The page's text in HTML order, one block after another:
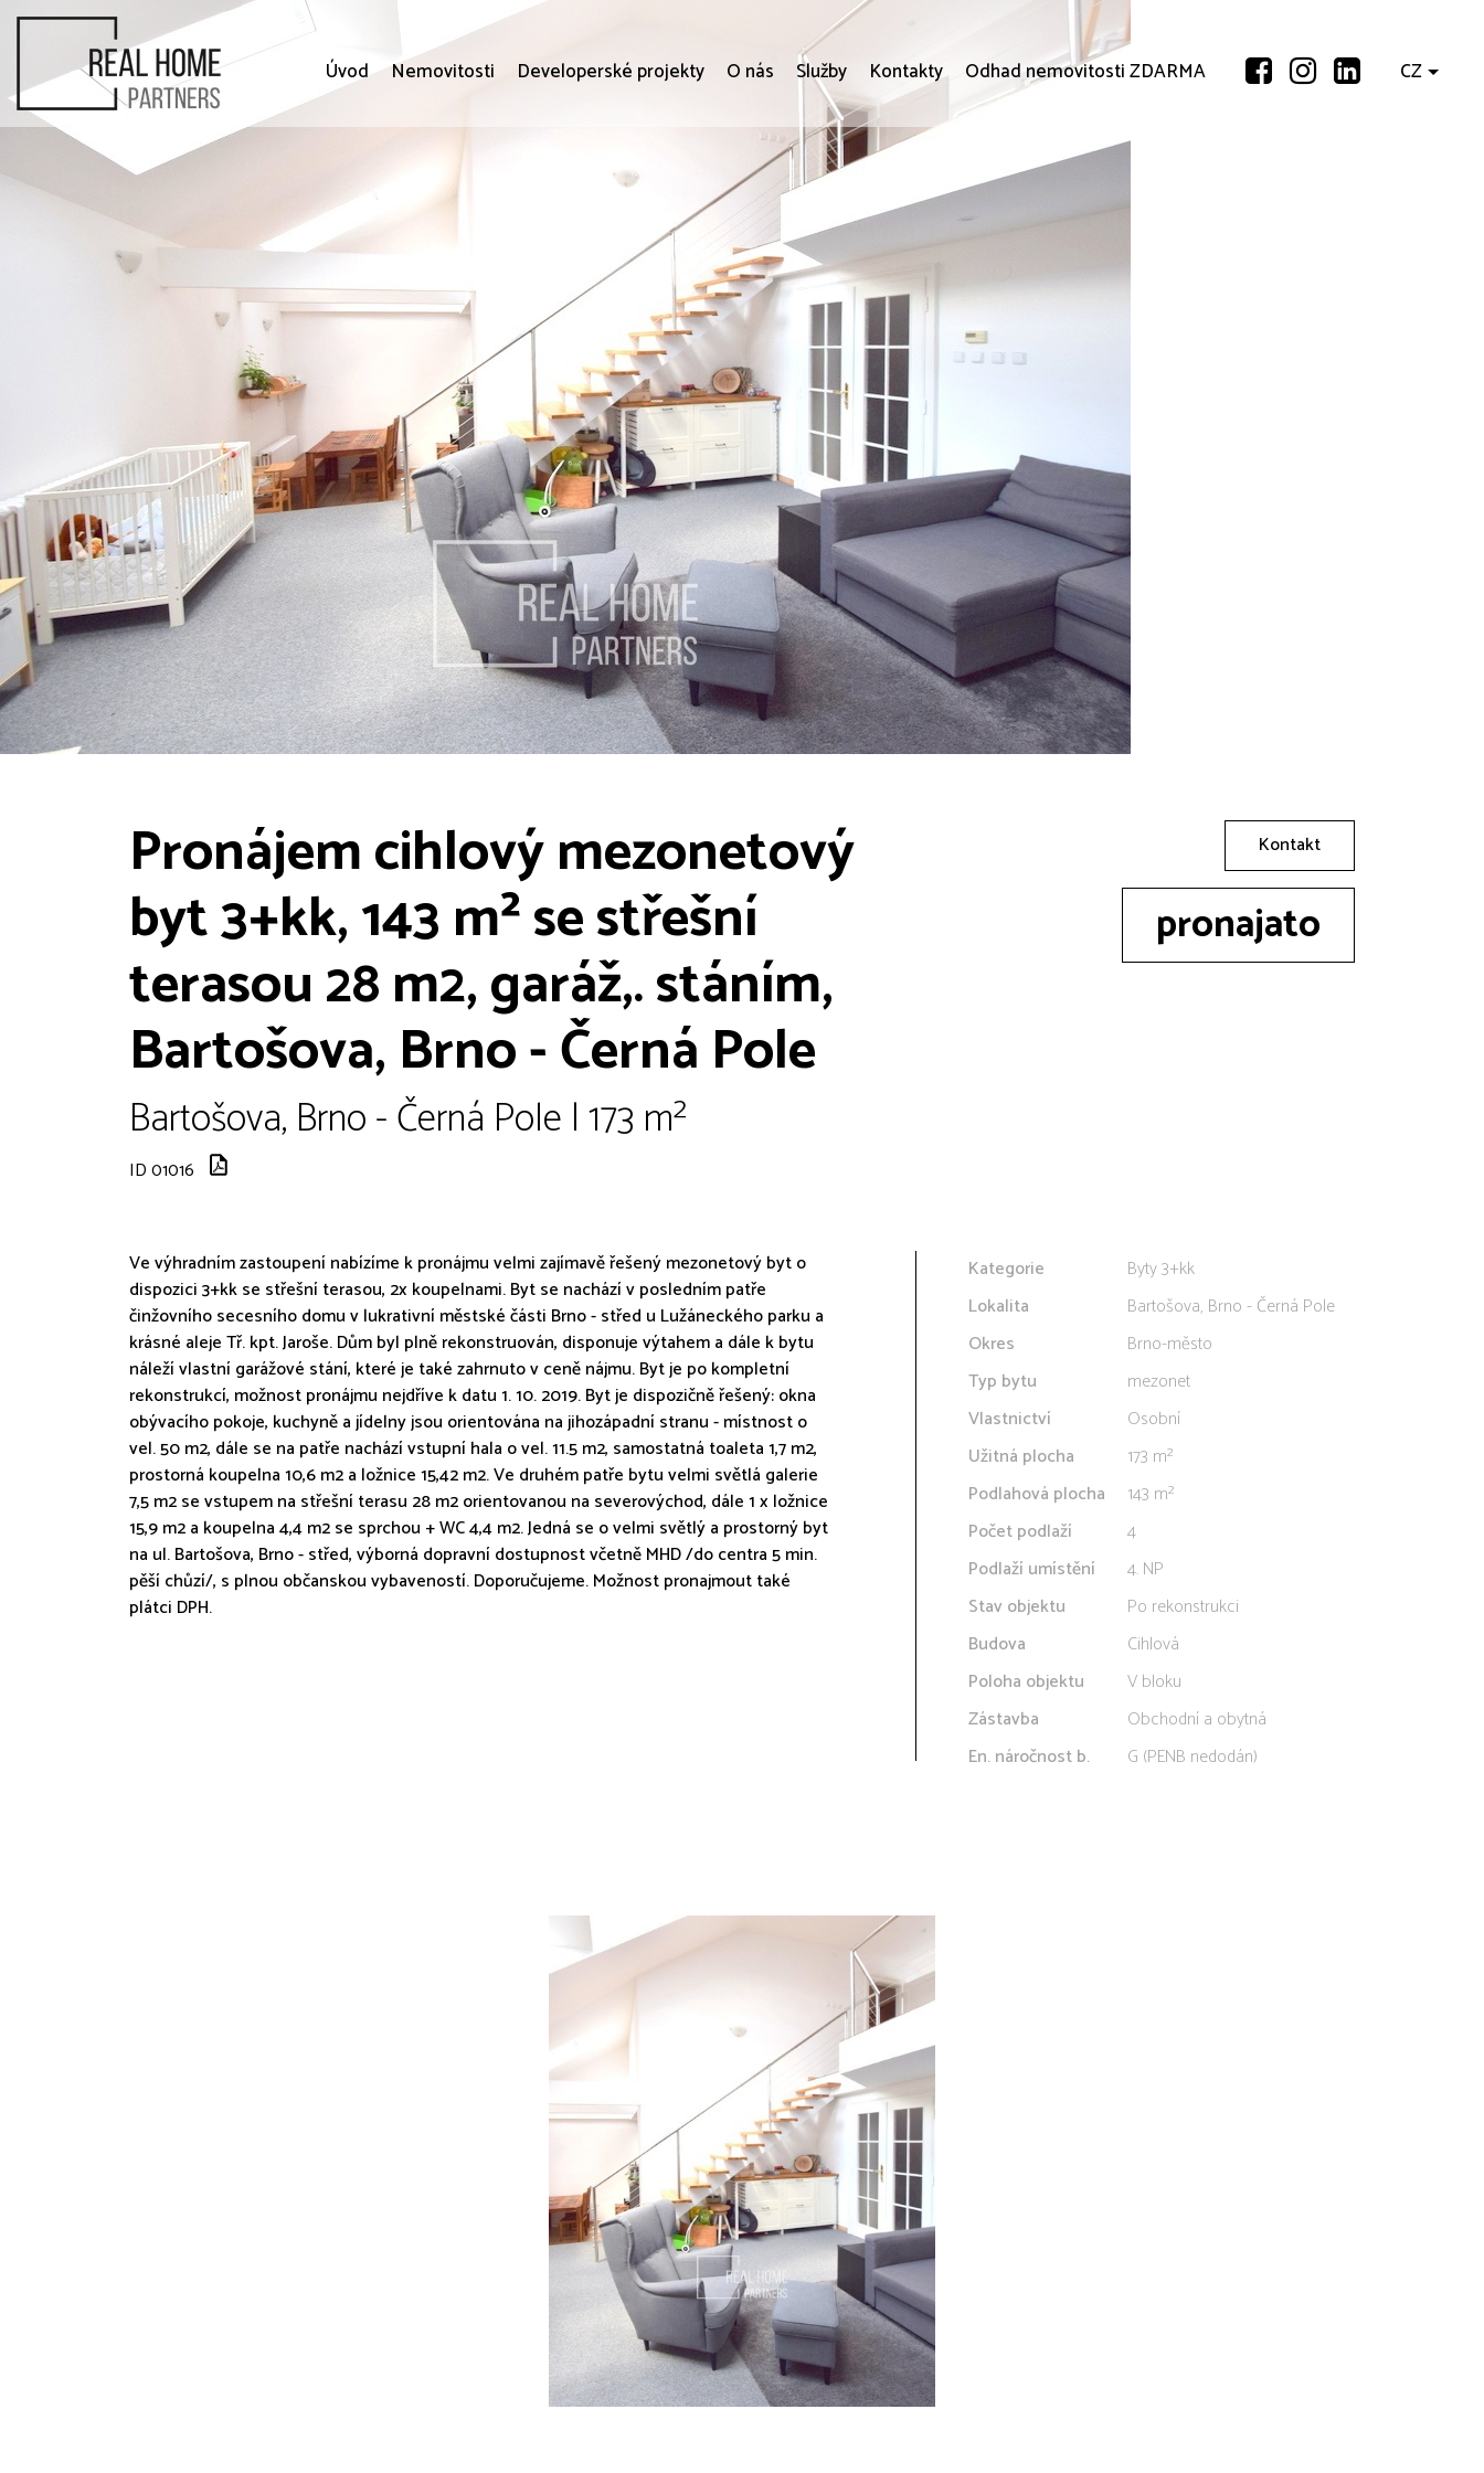
Úvod Nemovitosti Developerské projekty O nás Služby Kontakty Odhad nemovitosti ZDARMA CZ
Pronájem cihlový mezonetový
byt 3+kk, 143 m² se střešní
terasou 28 m2, garáž,. stáním,
Bartošova, Brno - Černá Pole
Bartošova, Brno - Černá Pole | 173 m²
ID 01016
Kontakt
pronajato
Ve výhradním zastoupení nabízíme k pronájmu velmi zajímavě řešený mezonetový byt o
dispozici 3+kk se střešní terasou, 2x koupelnami. Byt se nachází v posledním patře
činžovního secesního domu v lukrativní městské části Brno - střed u Lužáneckého parku a
krásné aleje Tř. kpt. Jaroše. Dům byl plně rekonstruován, disponuje výtahem a dále k bytu
náleží vlastní garážové stání, které je také zahrnuto v ceně nájmu. Byt je po kompletní
rekonstrukcí, možnost pronájmu nejdříve k datu 1. 10. 2019. Byt je dispozičně řešený: okna
obývacího pokoje, kuchyně a jídelny jsou orientována na jihozápadní stranu - místnost o
vel. 50 m2, dále se na patře nachází vstupní hala o vel. 11.5 m2, samostatná toaleta 1,7 m2,
prostorná koupelna 10,6 m2 a ložnice 15,42 m2. Ve druhém patře bytu velmi světlá galerie
7,5 m2 se vstupem na střešní terasu 28 m2 orientovanou na severovýchod, dále 1 x ložnice
15,9 m2 a koupelna 4,4 m2 se sprchou + WC 4,4 m2. Jedná se o velmi světlý a prostorný byt
na ul. Bartošova, Brno - střed, výborná dopravní dostupnost včetně MHD /do centra 5 min.
pěší chůzí/, s plnou občanskou vybaveností. Doporučujeme. Možnost pronajmout také
plátci DPH.
Kategorie
Byty 3+kk
Lokalita
Bartošova, Brno - Černá Pole
Okres
Brno-město
Typ bytu
mezonet
Vlastnictví
Osobní
Užitná plocha
173 m²
Podlahová plocha
143 m²
Počet podlaží
4
Podlaží umístění
4. NP
Stav objektu
Po rekonstrukci
Budova
Cihlová
Poloha objektu
V bloku
Zástavba
Obchodní a obytná
En. náročnost b.
G (PENB nedodán)